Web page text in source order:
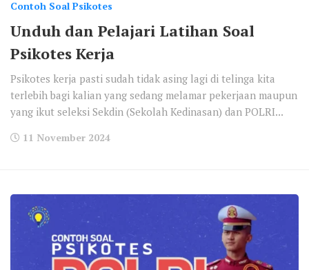
Contoh Soal Psikotes
Unduh dan Pelajari Latihan Soal
Psikotes Kerja
Psikotes kerja pasti sudah tidak asing lagi di telinga kita
terlebih bagi kalian yang sedang melamar pekerjaan maupun
yang ikut seleksi Sekdin (Sekolah Kedinasan) dan POLRI...
11 November 2024